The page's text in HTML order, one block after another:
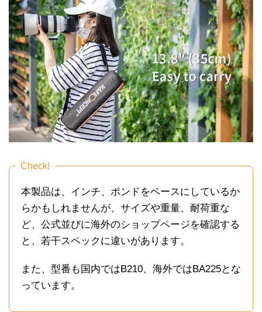
Check!
本製品は、インチ、ポンドをベースにしているか
らかもしれませんが、サイズや重量、耐荷重な
ど、公式並びに海外のショップページを確認する
と、若干スペックに違いがあります。
また、型番も国内ではB210、海外ではBA225とな
っています。